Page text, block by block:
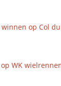
op Col du
WK